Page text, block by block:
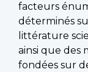
facteurs
déterminés
littérature
ainsi que des
fondées sur